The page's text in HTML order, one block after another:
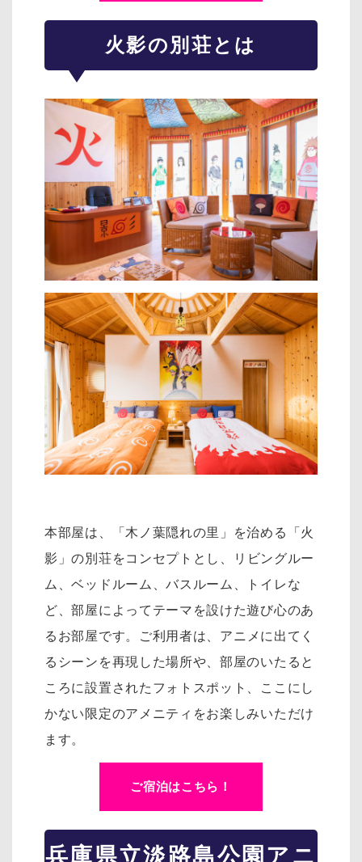
火影の別荘とは
本部屋は、「木ノ葉隠れの里」を治める「火
影」の別荘をコンセプトとし、リ ビングルー
ム、ベッドルーム、バスルーム、トイレな
ど、部屋によってテーマを設けた遊び心のあ
るお部屋です。
ご利用者は、アニメに出てく
るシーンを再現した場所や、部屋のいたると
ころに設置されたフォトスポット、
ここにし
かない限定のアメニティをお楽しみいただけ
ます。
ご宿泊はこちら！
兵庫県立淡路島公園アニ